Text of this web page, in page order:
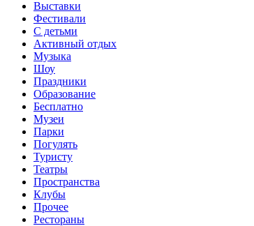
Выставки
Фестивали
С детьми
Активный отдых
Музыка
Шоу
Праздники
Образование
Бесплатно
Музеи
Парки
Погулять
Туристу
Театры
Пространства
Клубы
Прочее
Рестораны